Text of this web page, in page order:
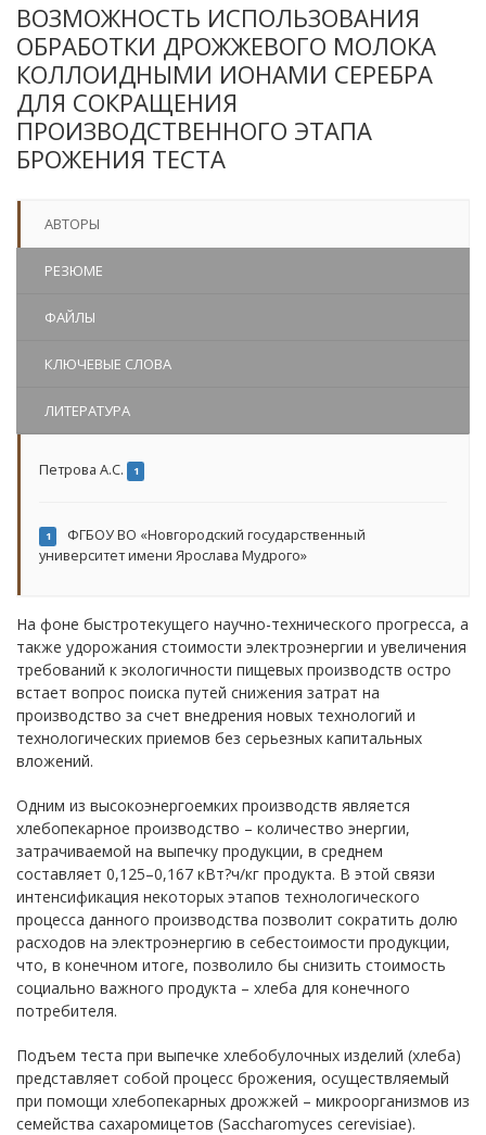
ВОЗМОЖНОСТЬ ИСПОЛЬЗОВАНИЯ
ОБРАБОТКИ ДРОЖЖЕВОГО МОЛОКА
КОЛЛОИДНЫМИ ИОНАМИ СЕРЕБРА
ДЛЯ СОКРАЩЕНИЯ
ПРОИЗВОДСТВЕННОГО ЭТАПА
БРОЖЕНИЯ ТЕСТА
АВТОРЫ
РЕЗЮМЕ
ФАЙЛЫ
КЛЮЧЕВЫЕ СЛОВА
ЛИТЕРАТУРА
Петрова А.С. 1
1
ФГБОУ ВО «Новгородский государственный
университет имени Ярослава Мудрого»
На фоне быстротекущего научно-технического прогресса, а
также удорожания стоимости электроэнергии и увеличения
требований к экологичности пищевых производств остро
встает вопрос поиска путей снижения затрат на
производство за счет внедрения новых технологий и
технологических приемов без серьезных капитальных
вложений.
Одним из высокоэнергоемких производств является
хлебопекарное производство – количество энергии,
затрачиваемой на выпечку продукции, в среднем
составляет 0,125–0,167 кВт?ч/кг продукта. В этой связи
интенсификация некоторых этапов технологического
процесса данного производства позволит сократить долю
расходов на электроэнергию в себестоимости продукции,
что, в конечном итоге, позволило бы снизить стоимость
социально важного продукта – хлеба для конечного
потребителя.
Подъем теста при выпечке хлебобулочных изделий (хлеба)
представляет собой процесс брожения, осуществляемый
при помощи хлебопекарных дрожжей – микроорганизмов из
семейства сахаромицетов (Saccharomyces cerevisiae).